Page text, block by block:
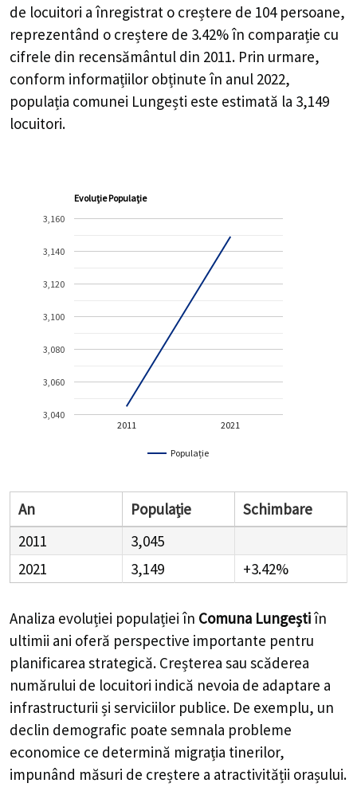
de locuitori a înregistrat o creștere de 104persoane,
reprezentând o creștere de 3.42%în comparație cu
cifrele din recensământul din 2011. Prin urmare,
conform informațiilor obținute în anul 2022,
populația comunei Lungești este estimată la 3,149
locuitori.
Evoluție Populație
Populație
2011 2021
3,040
3,060
3,080
3,100
3,120
3,140
3,160
An Populație
Schimbare
2011
3,045
2021
3,149 +3.42%
Analiza evoluției populației în Comuna Lungeștiîn
ultimii ani oferă perspective importante pentru
planificarea strategică. Creșterea sau scăderea
numărului de locuitori indică nevoia de adaptare a
infrastructurii și serviciilor publice. De exemplu, un
declin demografic poate semnala probleme
economice ce determină migrația tinerilor,
impunând măsuri de creștere a atractivității orașului.